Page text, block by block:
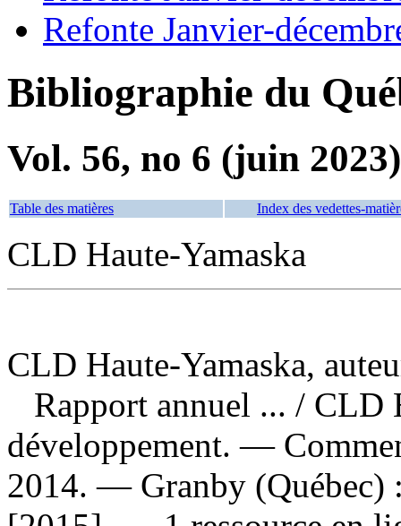
Refonte Janvier-
Bibliographie du
Vol. 56, no 6 (juin 2023)
Table des matières Index des vedettes-
CLD Haute-Yamaska
CLD Haute-Yamaska,
Rapport annuel ... / CLD
développement. —
2014. — Granby (Québec)